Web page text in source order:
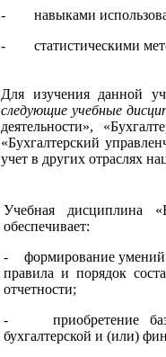
- навыками
- статистическими
Для изучения данной
следующие учебные
деятельности»,
«Бухгалтерский
учет в других отраслях
Учебная дисциплина
обеспечивает:
- формирование умений
правила и порядок
отчетности;
- приобретение
бухгалтерской и (или)